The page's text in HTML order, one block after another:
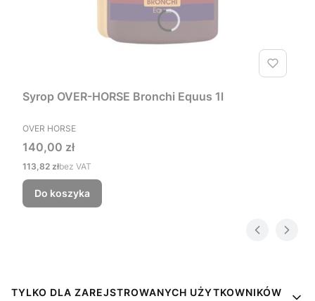
Syrop OVER-HORSE Bronchi Equus 1l
PRODUCENT
OVER HORSE
Cena
140,00 zł
Cena
113,82 złbez VAT
Do koszyka
Linki w stopce
TYLKO DLA ZAREJSTROWANYCH UŻYTKOWNIKÓW